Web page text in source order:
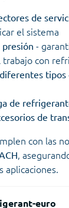
de
el sistema
presión -
trabajo con
tipos
de
de
con las
,
aplicaciones.
euro